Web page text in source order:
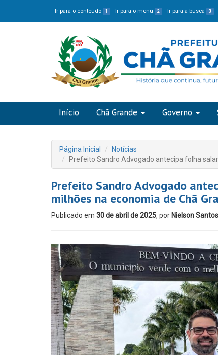
Ir para o conteúdo 1 Ir para o menu 2 Ir para a busca 3
Início Chã Grande Governo
Página Inicial
Notícias
Prefeito Sandro Advogado antecipa folha
Prefeito Sandro Advogado
milhões na economia de Chã
Publicado em 30 de abril de 2025, por Nielson Santos